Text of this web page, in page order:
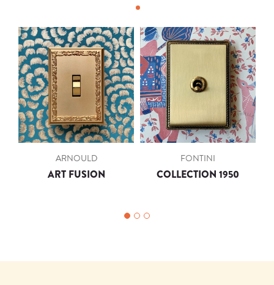
ARNOULD
ART FUSION
FONTINI
COLLECTION 1950